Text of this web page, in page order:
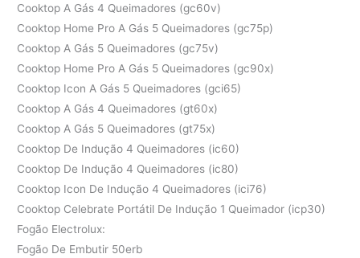
Cooktop A Gás 4 Queimadores (gc60v)
Cooktop Home Pro A Gás 5 Queimadores (gc75p)
Cooktop A Gás 5 Queimadores (gc75v)
Cooktop Home Pro A Gás 5 Queimadores (gc90x)
Cooktop Icon A Gás 5 Queimadores (gci65)
Cooktop A Gás 4 Queimadores (gt60x)
Cooktop A Gás 5 Queimadores (gt75x)
Cooktop De Indução 4 Queimadores (ic60)
Cooktop De Indução 4 Queimadores (ic80)
Cooktop Icon De Indução 4 Queimadores (ici76)
Cooktop Celebrate Portátil De Indução 1 Queimador (icp30)
Fogão Electrolux:
Fogão De Embutir 50erb